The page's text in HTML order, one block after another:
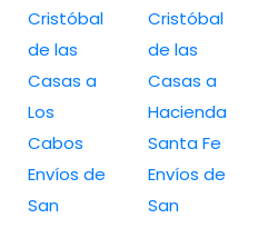
Cristóbal
de las
Casas a
Los
Cabos
Envíos de
San
Cristóbal
de las
Casas a
Hacienda
Santa Fe
Envíos de
San